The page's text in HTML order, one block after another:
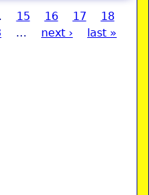
15 16 17
18
… next › last »